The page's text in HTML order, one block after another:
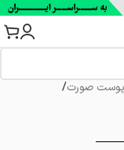
پوست صورت/